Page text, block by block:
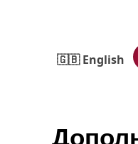
🇬🇧 English